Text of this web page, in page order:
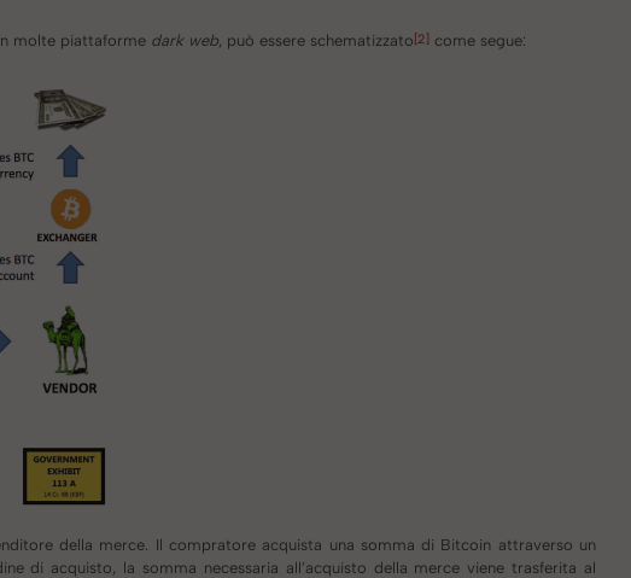
molte piattaforme dark web , può essere schematizzato [2] come segue:
della merce. Il compratore acquista una somma di Bitcoin attraverso un
di acquisto, la somma necessaria all’acquisto della merce viene trasferita al